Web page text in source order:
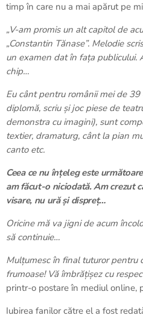
timp în care nu a mai apărut pe
„V-am promis un alt capitol de
„Constantin Tănase”. Melodie
un examen dat în fața publicului.
chip…
Eu cânt pentru românii mei de 39
diplomă, scriu și joc piese de
demonstra cu imagini), sunt
textier, dramaturg, cânt la pian
canto etc.
Ceea ce nu înțeleg este
am făcut-o niciodată. Am crezut
visare, nu ură și dispreț…
Oricine mă va jigni de acum
să continuie…
Mulțumesc în final tuturor pentru
frumoase! Vă îmbrățișez cu
printr-o postare în mediul online,
Iubirea fanilor către el a fost